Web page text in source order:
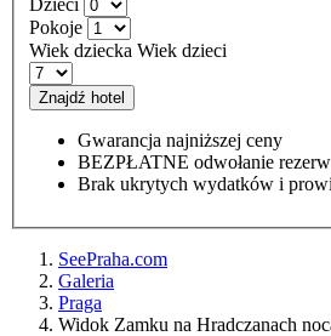
Pokoje
Wiek dziecka Wiek dzieci
Znajdź hotel
Gwarancja najniższej ceny
BEZPŁATNE odwołanie
Brak ukrytych wydatków i
SeePraha.com
Galeria
Praga
Widok Zamku na Hradczanach